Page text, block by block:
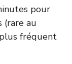
pour
(rare au
fréquent